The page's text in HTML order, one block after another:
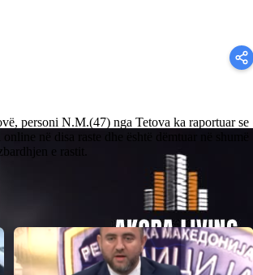
personi N.M.(47) nga Tetova ka raportuar se
në disa raste dhe është dëmtuar në shumë
e rastit.